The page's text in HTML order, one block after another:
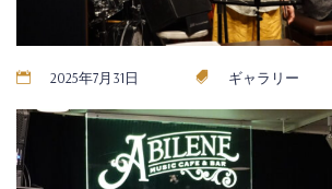
2025年7月31日 ギャラリー